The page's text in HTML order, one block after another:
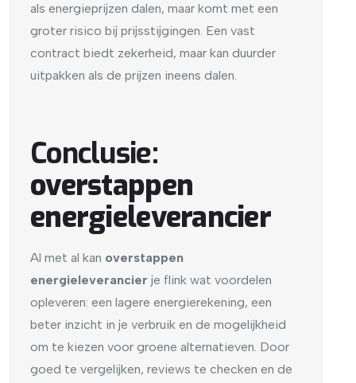
als energieprijzen dalen, maar komt met een
groter risico bij prijsstijgingen. Een vast
contract biedt zekerheid, maar kan duurder
uitpakken als de prijzen ineens dalen.
Conclusie:
overstappen
energieleverancier
Al met al kan overstappen
energieleverancier je flink wat voordelen
opleveren: een lagere energierekening, een
beter inzicht in je verbruik en de mogelijkheid
om te kiezen voor groene alternatieven. Door
goed te vergelijken, reviews te checken en de